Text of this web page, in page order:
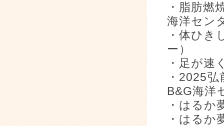
・脂肪燃
海洋セン
・体ひき
ー）
・足が速
・2025
B&G海洋
・はるか
・はるか